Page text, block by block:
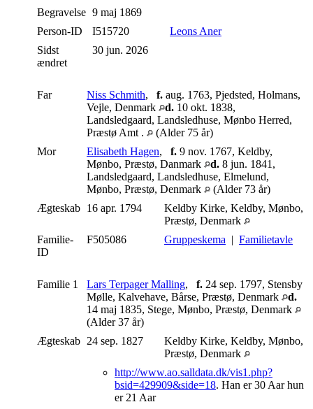
Begravelse 9 maj 1869
Person-ID
I515720
Leons Aner
Sidst
ændret
30 jun. 2026
Far Niss Schmith, f. aug. 1763, Pjedsted, Holmans,
Vejle, Denmark
d. 10 okt. 1838,
Landsledgaard, Landsledhuse, Mønbo Herred,
Præstø Amt .
(Alder 75 år)
Mor
Elisabeth Hagen, f. 9 nov. 1767, Keldby,
Mønbo, Præstø, Danmark
d. 8 jun. 1841,
Landsledgaard, Landsledhuse, Elmelund,
Mønbo, Præstø, Denmark
(Alder 73 år)
Ægteskab 16 apr. 1794
Keldby Kirke, Keldby, Mønbo,
Præstø, Denmark
Familie-
ID
F505086 Gruppeskema | Familietavle
Familie 1 Lars Terpager Malling, f. 24 sep. 1797, Stensby
Mølle, Kalvehave, Bårse, Præstø, Denmark
d.
14 maj 1835, Stege, Mønbo, Præstø, Denmark
(Alder 37 år)
Ægteskab 24 sep. 1827
Keldby Kirke, Keldby, Mønbo,
Præstø, Denmark
http://www.ao.salldata.dk/vis1.php?
bsid=429909&side=18. Han er 30 Aar hun
er 21 Aar